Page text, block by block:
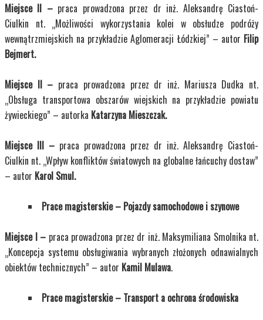
Miejsce II – praca prowadzona przez dr inż. Aleksandrę Ciastoń-
Ciulkin nt. „Możliwości wykorzystania kolei w obsłudze podróży
wewnątrzmiejskich na przykładzie Aglomeracji Łódzkiej” – autor Filip
Bejmert.
Miejsce II – praca prowadzona przez dr inż. Mariusza Dudka nt.
„Obsługa transportowa obszarów wiejskich na przykładzie powiatu
żywieckiego” – autorka Katarzyna Mieszczak.
Miejsce III – praca prowadzona przez dr inż. Aleksandrę Ciastoń-
Ciulkin nt. „Wpływ konfliktów światowych na globalne łańcuchy dostaw”
– autor Karol Smul.
Prace magisterskie – Pojazdy samochodowe i szynowe
Miejsce I – praca prowadzona przez dr inż. Maksymiliana Smolnika nt.
„Koncepcja systemu obsługiwania wybranych złożonych odnawialnych
obiektów technicznych” – autor Kamil Mulawa.
Prace magisterskie – Transport a ochrona środowiska